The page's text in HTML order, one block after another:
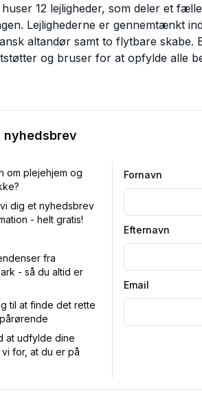
12 lejligheder, som deler et
Lejlighederne er gennemtænkt
altandør samt to flytbare skabe.
og bruser for at opfylde alle
nyhedsbrev
om plejehjem og
dig et nyhedsbrev
- helt gratis!
fra
- så du altid er
til at finde det rette
at udfylde dine
for, at du er på
Fornavn
Efternavn
Email